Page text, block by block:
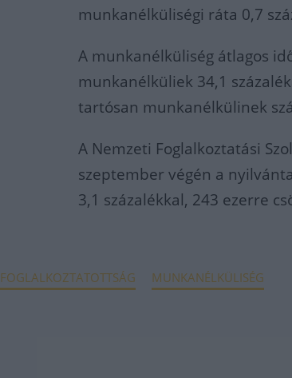
munkanélküliségi ráta 0,7
A munkanélküliség átlagos
munkanélküliek 34,1
tartósan munkanélkülinek
A Nemzeti Foglalkoztatási
szeptember végén a
3,1 százalékkal, 243 ezerre
FOGLALKOZTATOTTSÁG MUNKANÉLKÜLISÉG